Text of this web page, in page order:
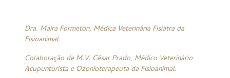
Dra. Maira Formeton, Médica Veterinária Fisiatra da
Fisioanimal.
Colaboração de M.V. César Prado, Médico Veterinário
Acupunturista e Ozonioterapeuta da Fisioanimal.